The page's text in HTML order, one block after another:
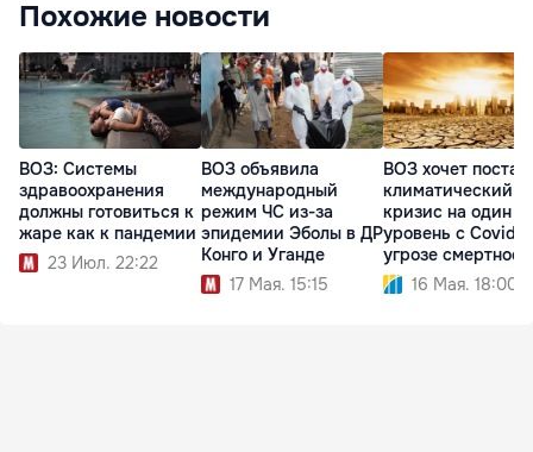
Похожие новости
ВОЗ: Системы
здравоохранения
должны готовиться к
жаре как к пандемии
23 Июл. 22:22
ВОЗ объявила
международный
режим ЧС из-за
эпидемии Эболы в ДР
Конго и Уганде
17 Мая. 15:15
ВОЗ хочет
климатический
кризис на один
уровень с Covid
угрозе
16 Мая. 18:00